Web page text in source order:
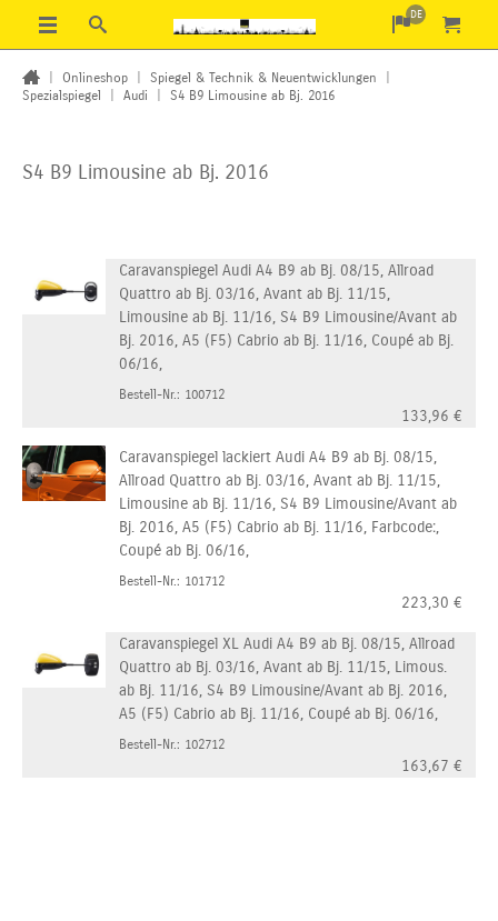
DE
Onlineshop Spiegel & Technik & Neuentwicklungen
Spezialspiegel
Audi S4 B9 Limousine ab Bj. 2016
S4 B9 Limousine ab Bj. 2016
Caravanspiegel Audi A4 B9 ab Bj. 08/15, Allroad
Quattro ab Bj. 03/16, Avant ab Bj. 11/15,
Limousine ab Bj. 11/16, S4 B9 Limousine/Avant ab
Bj. 2016, A5 (F5) Cabrio ab Bj. 11/16, Coupé ab Bj.
06/16,
Bestell-Nr.: 100712
133,96 €
Caravanspiegel lackiert Audi A4 B9 ab Bj. 08/15,
Allroad Quattro ab Bj. 03/16, Avant ab Bj. 11/15,
Limousine ab Bj. 11/16, S4 B9 Limousine/Avant ab
Bj. 2016, A5 (F5) Cabrio ab Bj. 11/16, Farbcode:,
Coupé ab Bj. 06/16,
Bestell-Nr.: 101712
223,30 €
Caravanspiegel XL Audi A4 B9 ab Bj. 08/15, Allroad
Quattro ab Bj. 03/16, Avant ab Bj. 11/15, Limous.
ab Bj. 11/16, S4 B9 Limousine/Avant ab Bj. 2016,
A5 (F5) Cabrio ab Bj. 11/16, Coupé ab Bj. 06/16,
Bestell-Nr.: 102712
163,67 €